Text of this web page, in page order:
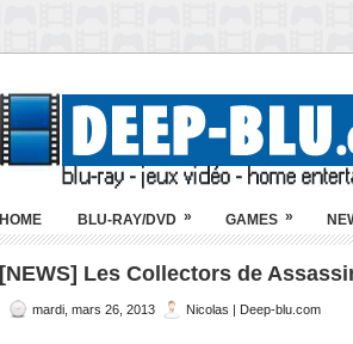
HOME BLU-RAY/DVD » GAMES »
[NEWS] Les Collectors de
mardi, mars 26, 2013 Nicolas | Deep-blu.com